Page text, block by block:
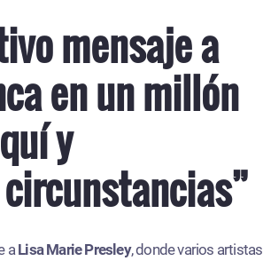
mensaje a
en un millón
y
aLisa Marie Presley, donde varios artistas
OXÍGENO EN TU CIUDAD
Arequipa
93.5 FM